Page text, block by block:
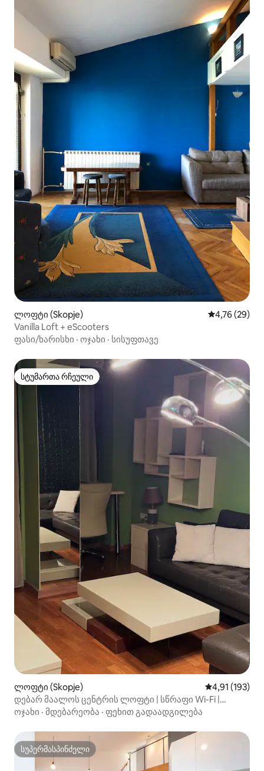
ლოფტი (Skopje) საშუალო
4,76 (29)
Vanilla Loft + eScooters
ფასი/ხარისხი · ოჯახი · სისუფთავე
სტუმართა რჩეული
სტუმართა რჩეული
ლოფტი (Skopje) საშუალო
4,91 (193)
დებარ მაალოს ცენტრის ლოფტი | სწრაფი Wi-Fi |
თვითრეგისტრაცია
ოჯახი · მდებარეობა · ფეხით გადაადგილება
სუპერმასპინძელი
სუპერმასპინძელი